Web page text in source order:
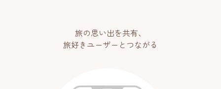
旅の思い出を共有、
旅好きユーザーとつながる